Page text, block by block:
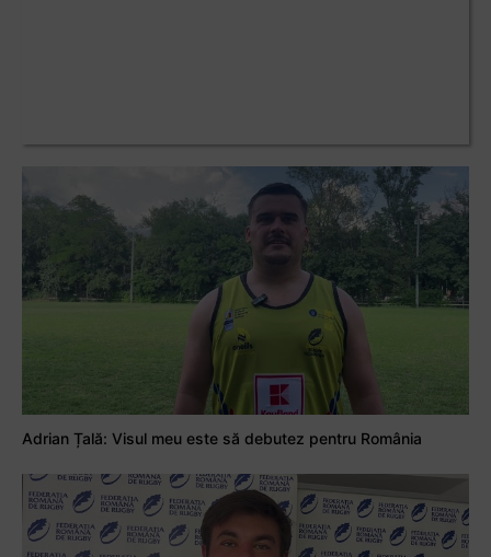
Adrian Țală: Visul meu este să debutez pentru România